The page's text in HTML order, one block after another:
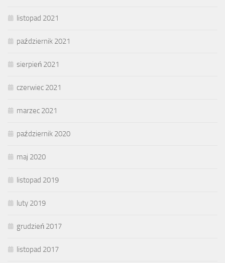
listopad 2021
październik 2021
sierpień 2021
czerwiec 2021
marzec 2021
październik 2020
maj 2020
listopad 2019
luty 2019
grudzień 2017
listopad 2017